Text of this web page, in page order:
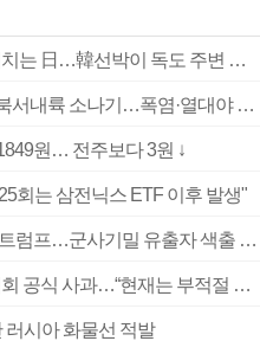
[속보] 여전히 ‘독도는 우리땅’ 외치는 日…韓선박이 독도 주변 해양조사 활동하자 반발
부산 울산 경남 구름 많고 경남 북서내륙 소나기…폭염·열대야 계속
원… 전주보다 3원 ↓
회는 삼전닉스 ETF 이후 발생"
‘탄약 부족 사태’ 보도에 격노한 트럼프…군사기밀 유출자 색출 지시
[속보] ‘심판 성접대’ 논란 축구협회 공식 사과…“현재는 부적절 행위 없어”
러시아 화물선 적발